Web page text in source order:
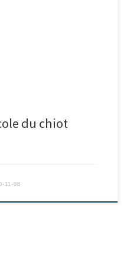
du chiot
11-08